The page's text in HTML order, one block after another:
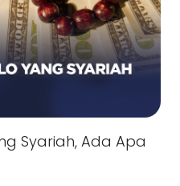
Syariah, Ada Apa